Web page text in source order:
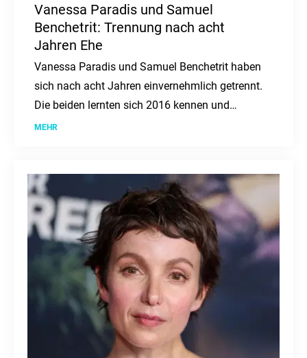
Vanessa Paradis und Samuel
Benchetrit: Trennung nach acht
Jahren Ehe
Vanessa Paradis und Samuel Benchetrit haben
sich nach acht Jahren einvernehmlich getrennt.
Die beiden lernten sich 2016 kennen und
heirateten 2018. Ein Statement ihres
MEHR